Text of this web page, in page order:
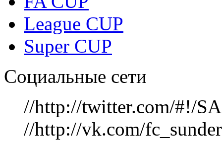
League CUP
Super CUP
Социальные сети
//http://twitter.com/#!/
//http://vk.com/